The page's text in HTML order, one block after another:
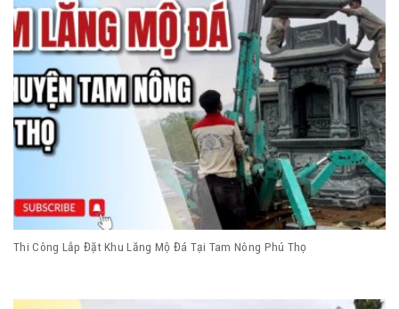
Thi Công Lắp Đặt Khu Lăng Mộ Đá Tại Tam Nông Phú Thọ